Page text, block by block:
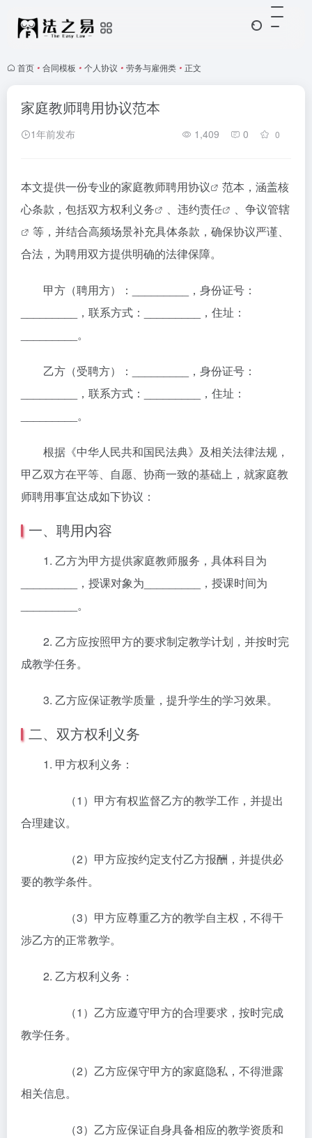
首页 • 合同模板 • 个人协议 • 劳务与雇佣类 • 正文
家庭教师聘用协议范本
1年前发布 1,409 0 0
本文提供一份专业的家庭教师聘用协议
范本，涵盖核
心条款，包括双方权利义务 、 违约责任 、 争议管辖
等，并结合高频场景补充具体条款，确保协议严谨、
合法，为聘用双方提供明确的法律保障。
甲方（聘用方）：_________，身份证号：
_________，联系方式：_________，住址：
_________。
乙方（受聘方）：_________，身份证号：
_________，联系方式：_________，住址：
_________。
根据《中华人民共和国民法典》及相关法律法规，
甲乙双方在平等、自愿、协商一致的基础上，就家庭教
师聘用事宜达成如下协议：
一、聘用内容
1. 乙方为甲方提供家庭教师服务，具体科目为
_________，授课对象为_________，授课时间为
_________。
2. 乙方应按照甲方的要求制定教学计划，并按时完
成教学任务。
3. 乙方应保证教学质量，提升学生的学习效果。
二、双方权利义务
1. 甲方权利义务：
（1）甲方有权监督乙方的教学工作，并提出
合理建议。
（2）甲方应按约定支付乙方报酬，并提供必
要的教学条件。
（3）甲方应尊重乙方的教学自主权，不得干
涉乙方的正常教学。
2. 乙方权利义务：
（1）乙方应遵守甲方的合理要求，按时完成
教学任务。
（2）乙方应保守甲方的家庭隐私，不得泄露
相关信息。
（3）乙方应保证自身具备相应的教学资质和